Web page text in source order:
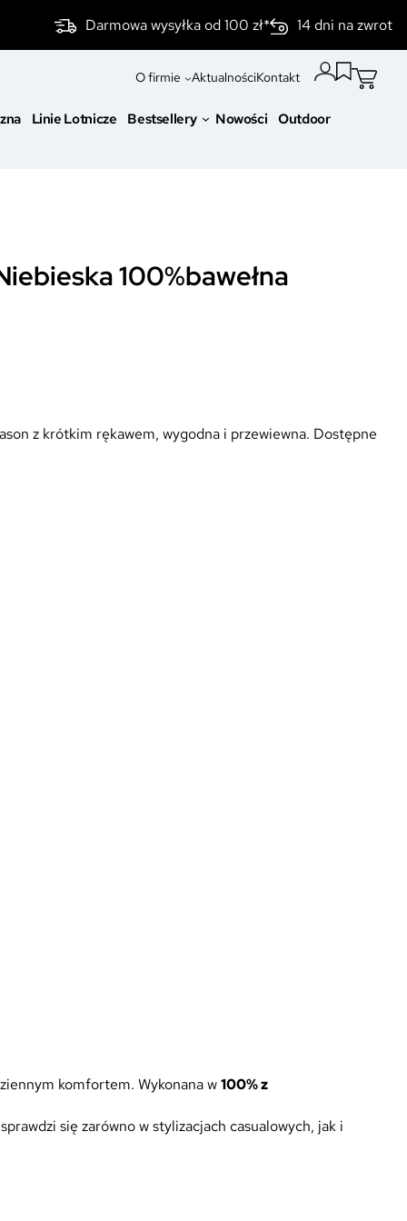
Darmowa wysyłka od 100 zł* 14 dni na zwrot
O firmie AktualnościKontakt
Linie Lotnicze Bestsellery Nowości Outdoor
100%bawełna
z krótkim rękawem, wygodna i przewiewna. Dostępne
komfortem. Wykonana w100% z
się zarówno w stylizacjach casualowych, jak i